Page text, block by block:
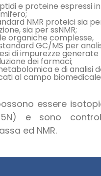
e proteine espressi
NMR proteici sia
sia per ssNMR;
organiche complesse,
GC/MS per
di impurezze generate
dei farmaci;
e di analisi
al campo
essere
e sono
ed NMR.